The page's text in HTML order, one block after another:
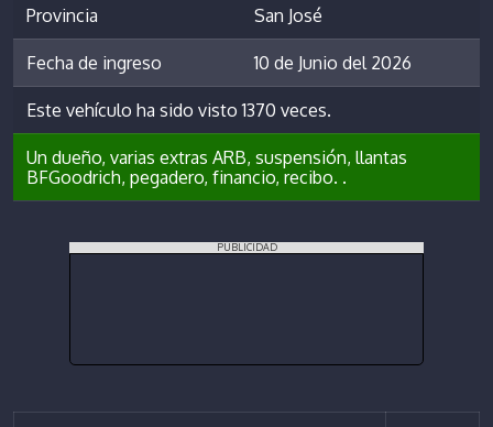
Provincia San José
Fecha de ingreso 10 de Junio del 2026
Este vehículo ha sido visto 1370 veces.
Un dueño, varias extras ARB, suspensión, llantas
BFGoodrich, pegadero, financio, recibo. .
PUBLICIDAD